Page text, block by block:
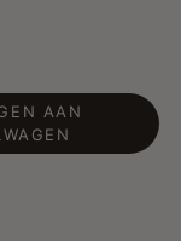
die het
door
AAN